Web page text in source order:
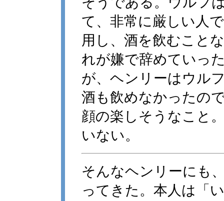
て、非常に厳しい人
用し、酒を飲むこと
れが嫌で辞めていっ
が、ヘンリーはウル
酒も飲めなかったの
顔の楽しそうなこと
いない。
そんなヘンリーにも
ってきた。本人は「